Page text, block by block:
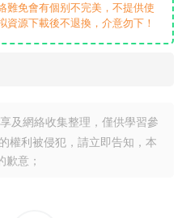
難免會有個别不完美，不提供使
資源下載後不退換，介意勿下！
及網絡收集整理，僅供學習參
權利被侵犯，請立即告知，本
意；